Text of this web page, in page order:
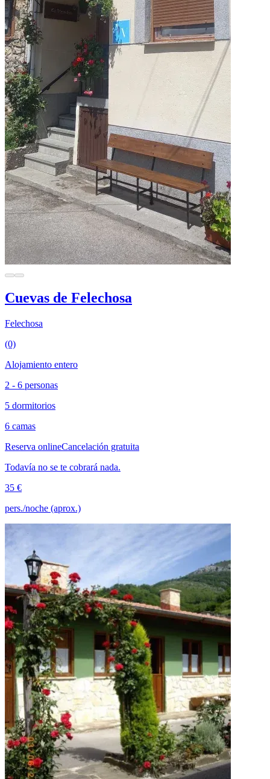
Cuevas de Felechosa
Felechosa
(0)
Alojamiento entero
2 - 6 personas
5 dormitorios
6 camas
Reserva onlineCancelación gratuita
Todavía no se te cobrará nada.
35 €
pers./noche (aprox.)